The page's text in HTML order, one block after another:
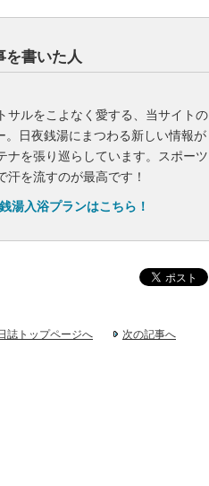
を書いた人
サルをこよなく愛する、当サイトの
。日夜銭湯にまつわる新しい情報が
ナを張り巡らしています。スポーツ
汗を流すのが最高です！
湯入浴プランはこちら！
誌トップページへ 次の記事へ